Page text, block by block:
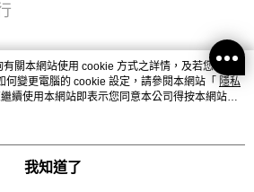
關本網站使用 cookie 方式之詳情，及若您不希
何變更電腦的 cookie 設定，請參閱本網站「 隱私
續使用本網站即表示您同意本公司得按本網站使
。
我知道了